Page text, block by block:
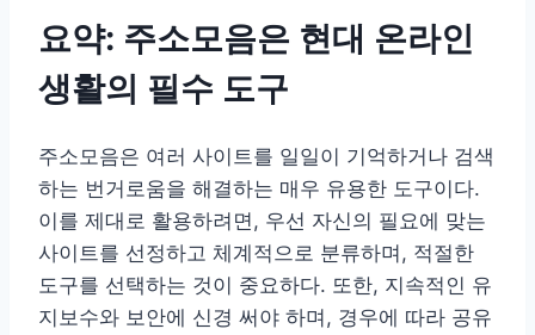
요약: 주소모음은 현대 온라인
생활의 필수 도구
주소모음은 여러 사이트를 일일이 기억하거나 검색
하는 번거로움을 해결하는 매우 유용한 도구이다.
이를 제대로 활용하려면, 우선 자신의 필요에 맞는
사이트를 선정하고 체계적으로 분류하며, 적절한
도구를 선택하는 것이 중요하다. 또한, 지속적인 유
지보수와 보안에 신경 써야 하며, 경우에 따라 공유